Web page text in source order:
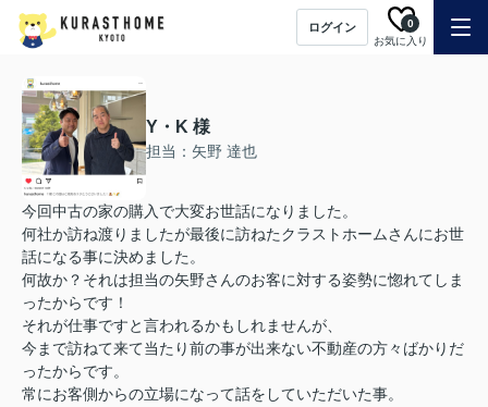
ログイン
お気に入り
0
Y・K 様
担当：矢野 達也
今回中古の家の購入で大変お世話になりました。
何社か訪ね渡りましたが最後に訪ねたクラストホームさんにお世
話になる事に決めました。
何故か？それは担当の矢野さんのお客に対する姿勢に惚れてしま
ったからです！
それが仕事ですと言われるかもしれませんが、
今まで訪ねて来て当たり前の事が出来ない不動産の方々ばかりだ
ったからです。
常にお客側からの立場になって話をしていただいた事。